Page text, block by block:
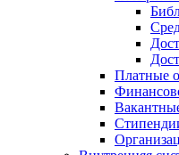
Платные